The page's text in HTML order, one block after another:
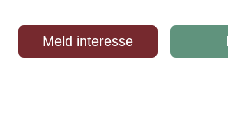
Artikler Dokumenter
Meld interesse